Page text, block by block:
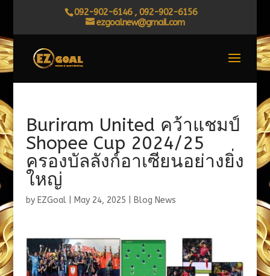
092-902-6146 , 092-902-6156
ezgoalnew@gmail.com
Buriram United คว้าแชมป์
Shopee Cup 2024/25
ครองบัลลังก์อาเซียนอย่างยิ่ง
ใหญ่
by EZGoal| May 24, 2025 Blog News